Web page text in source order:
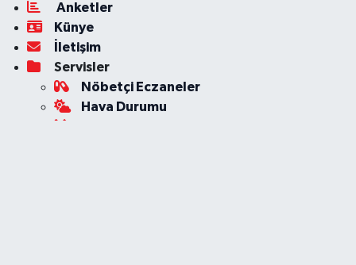
Anketler
Künye
İletişim
Servisler
Nöbetçi Eczaneler
Hava Durumu